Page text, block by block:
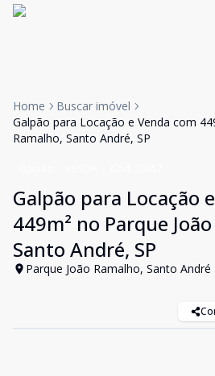
Home
Buscar imóvel
Galpão para Locação e Venda com
Ramalho, Santo André, SP
Galpão para Locação
449m² no Parque
Santo André, SP
Parque João Ramalho, Santo André